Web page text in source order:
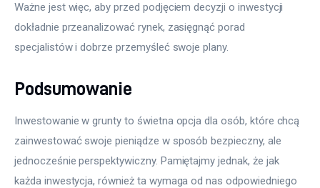
Ważne jest więc, aby przed podjęciem decyzji o inwestycji
dokładnie przeanalizować rynek, zasięgnąć porad
specjalistów i dobrze przemyśleć swoje plany.
Podsumowanie
Inwestowanie w grunty to świetna opcja dla osób, które chcą
zainwestować swoje pieniądze w sposób bezpieczny, ale
jednocześnie perspektywiczny. Pamiętajmy jednak, że jak
każda inwestycja, również ta wymaga od nas odpowiedniego